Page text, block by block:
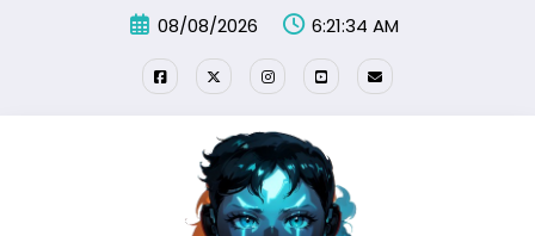
08/08/2026 6:21:34 AM